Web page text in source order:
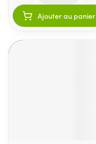
Ajouter au panier